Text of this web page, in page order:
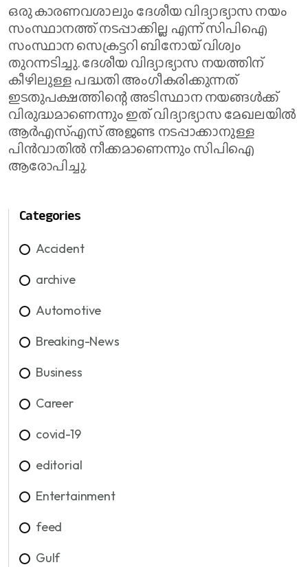
ഒരു കാരണവശാലും ദേശീയ വിദ്യാഭ്യാസ നയം
സംസ്ഥാനത്ത് നടപ്പാക്കില്ല എന്ന് സിപിഐ
സംസ്ഥാന സെക്രട്ടറി ബിനോയ് വിശ്വം
തുറന്നടിച്ചു. ദേശീയ വിദ്യാഭ്യാസ നയത്തിന്
കീഴിലുള്ള പദ്ധതി അംഗീകരിക്കുന്നത്
ഇടതുപക്ഷത്തിന്റെ അടിസ്ഥാന നയങ്ങള്‍ക്ക്
വിരുദ്ധമാണെന്നും ഇത് വിദ്യാഭ്യാസ മേഖലയില്‍
ആര്‍എസ്എസ് അജണ്ട നടപ്പാക്കാനുള്ള
പിന്‍വാതില്‍ നീക്കമാണെന്നും സിപിഐ
ആരോപിച്ചു.
Categories
Accident
archive
Automotive
Breaking-News
Business
Career
covid-19
editorial
Entertainment
feed
Gulf